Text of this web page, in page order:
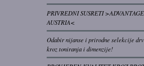
PRIVREDNI SUSRETI >ADVANTAGE
AUSTRIA<
Odabir nijanse i prirodne selekcije
kroz toniranja i dimenzije!